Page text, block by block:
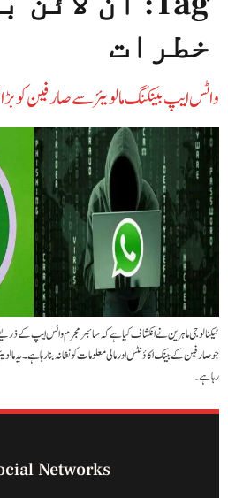
خطرات
واٹس ایپ بینکنگ مالویئر سے صارفین کو
ٹیکنالوجی ماہرین نے انکشاف کیا ہے کہ سائبر مجرم واٹس ایپ کے
جو صارفین کے بینک اکاؤنٹس اور مالی معلومات کو نشانہ بنا رہا ہے۔ یہ
رہا ہے۔
Networks